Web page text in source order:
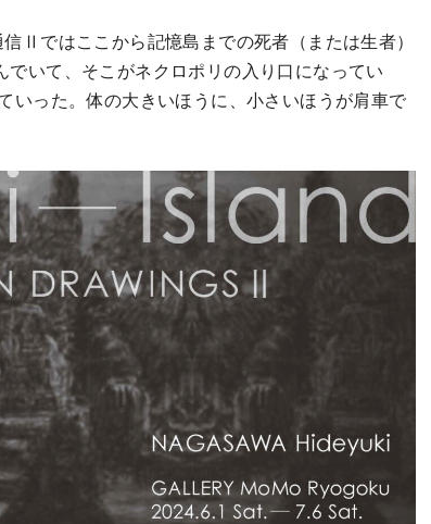
Ⅱではここから記憶島までの死者（または生者）
いて、そこがネクロポリの入り口になってい
いった。体の大きいほうに、小さいほうが肩車で